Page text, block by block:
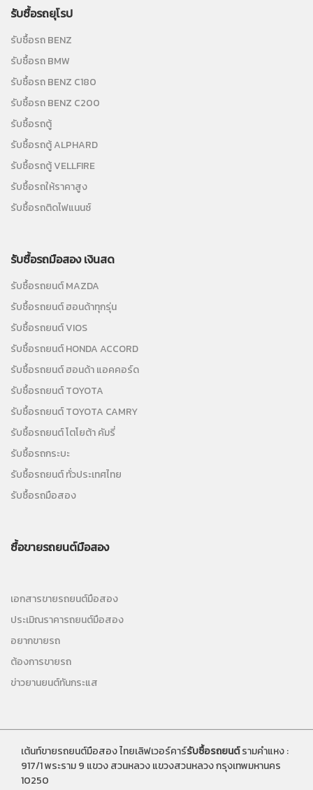
รับซื้อรถยุโรป
รับซื้อรถ BENZ
รับซื้อรถ BMW
รับซื้อรถ BENZ C180
รับซื้อรถ BENZ C200
รับซื้อรถตู้
รับซื้อรถตู้ ALPHARD
รับซื้อรถตู้ VELLFIRE
รับซื้อรถให้ราคาสูง
รับซื้อรถติดไฟแนนซ์
รับซื้อรถมือสอง เงินสด
รับซื้อรถยนต์ MAZDA
รับซื้อรถยนต์ ฮอนด้าทุกรุ่น
รับซื้อรถยนต์ VIOS
รับซื้อรถยนต์ HONDA ACCORD
รับซื้อรถยนต์ ฮอนด้า แอคคอร์ด
รับซื้อรถยนต์ TOYOTA
รับซื้อรถยนต์ TOYOTA CAMRY
รับซื้อรถยนต์ โตโยต้า คัมรี่
รับซื้อรถกระบะ
รับซื้อรถยนต์ ทั่วประเทศไทย
รับซื้อรถมือสอง
ซื้อขายรถยนต์มือสอง
เอกสารขายรถยนต์มือสอง
ประเมิณราคารถยนต์มือสอง
อยากขายรถ
ต้องการขายรถ
ข่าวยานยนต์ทันกระแส
เต้นท์ขายรถยนต์มือสอง ไทยเลิฟเวอร์คาร์รับซื้อรถยนต์รามคำแหง :
917/1 พระราม 9 แขวง สวนหลวง แขวงสวนหลวง กรุงเทพมหานคร
10250